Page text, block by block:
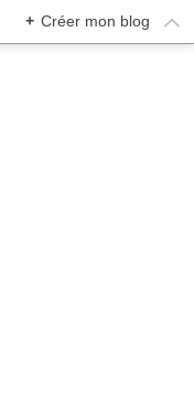
+ Créer mon blog